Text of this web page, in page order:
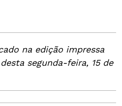
na edição impressa
segunda-feira, 15 de